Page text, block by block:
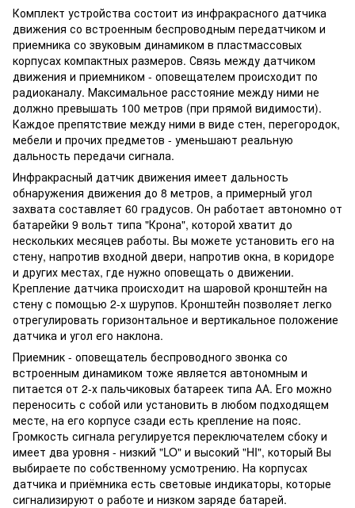
Комплект устройства состоит из инфракрасного датчика
движения со встроенным беспроводным передатчиком и
приемника со звуковым динамиком в пластмассовых
корпусах компактных размеров. Связь между датчиком
движения и приемником - оповещателем происходит по
радиоканалу. Максимальное расстояние между ними не
должно превышать 100 метров (при прямой видимости).
Каждое препятствие между ними в виде стен, перегородок,
мебели и прочих предметов - уменьшают реальную
дальность передачи сигнала.
Инфракрасный датчик движения имеет дальность
обнаружения движения до 8 метров, а примерный угол
захвата составляет 60 градусов. Он работает автономно от
батарейки 9 вольт типа "Крона", которой хватит до
нескольких месяцев работы. Вы можете установить его на
стену, напротив входной двери, напротив окна, в коридоре
и других местах, где нужно оповещать о движении.
Крепление датчика происходит на шаровой кронштейн на
стену с помощью 2-х шурупов. Кронштейн позволяет легко
отрегулировать горизонтальное и вертикальное положение
датчика и угол его наклона.
Приемник - оповещатель беспроводного звонка со
встроенным динамиком тоже является автономным и
питается от 2-х пальчиковых батареек типа АА. Его можно
переносить с собой или установить в любом подходящем
месте, на его корпусе сзади есть крепление на пояс.
Громкость сигнала регулируется переключателем сбоку и
имеет два уровня - низкий "LO" и высокий "HI", который Вы
выбираете по собственному усмотрению. На корпусах
датчика и приёмника есть световые индикаторы, которые
сигнализируют о работе и низком заряде батарей.